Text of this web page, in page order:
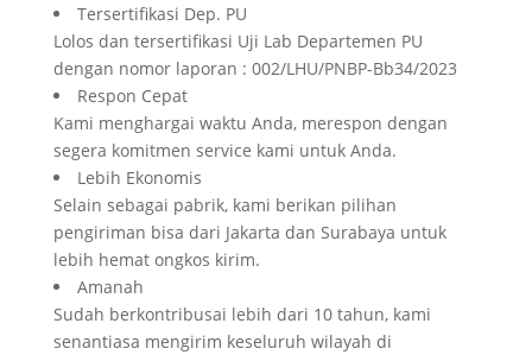
Tersertifikasi Dep. PU
Lolos dan tersertifikasi Uji Lab Departemen PU
dengan nomor laporan : 002/LHU/PNBP-Bb34/2023
Respon Cepat
Kami menghargai waktu Anda, merespon dengan
segera komitmen service kami untuk Anda.
Lebih Ekonomis
Selain sebagai pabrik, kami berikan pilihan
pengiriman bisa dari Jakarta dan Surabaya untuk
lebih hemat ongkos kirim.
Amanah
Sudah berkontribusai lebih dari 10 tahun, kami
senantiasa mengirim keseluruh wilayah di